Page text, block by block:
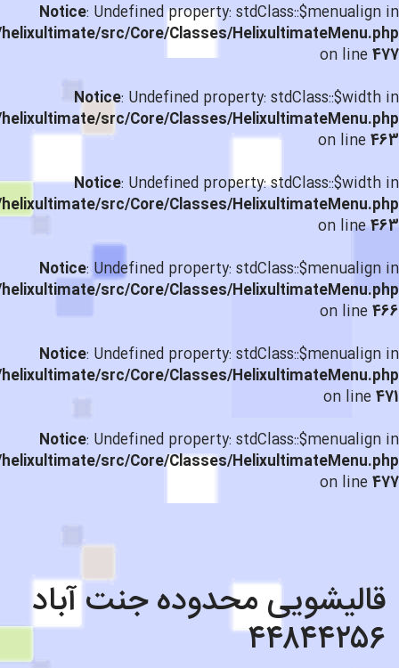
Notice: Undefined property: stdClass::$menualign in
src/Core/Classes/HelixultimateMenu.php
on line477
Notice: Undefined property: stdClass::$width in
src/Core/Classes/HelixultimateMenu.php
on line463
Notice: Undefined property: stdClass::$width in
src/Core/Classes/HelixultimateMenu.php
on line463
Notice: Undefined property: stdClass::$menualign in
src/Core/Classes/HelixultimateMenu.php
on line466
Notice: Undefined property: stdClass::$menualign in
src/Core/Classes/HelixultimateMenu.php
on line471
Notice: Undefined property: stdClass::$menualign in
src/Core/Classes/HelixultimateMenu.php
on line477
قالیشویی محدوده جنت آباد
۴۴۸۴۴۲۵۶